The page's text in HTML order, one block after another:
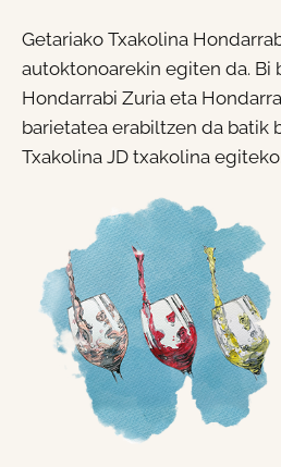
Getariako Txakolina
autoktonoarekin egiten da. Bi
Hondarrabi Zuria eta
barietatea erabiltzen da batik
Txakolina JD txakolina egiteko.